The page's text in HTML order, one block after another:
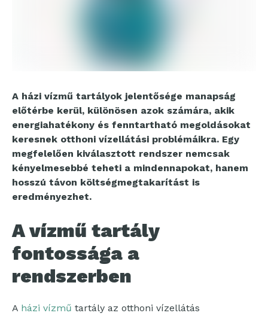
A házi vízmű tartályok jelentősége manapság
előtérbe kerül, különösen azok számára, akik
energiahatékony és fenntartható megoldásokat
keresnek otthoni vízellátási problémáikra. Egy
megfelelően kiválasztott rendszer nemcsak
kényelmesebbé teheti a mindennapokat, hanem
hosszú távon költségmegtakarítást is
eredményezhet.
A vízmű tartály
fontossága a
rendszerben
A házi vízmű tartály az otthoni vízellátás